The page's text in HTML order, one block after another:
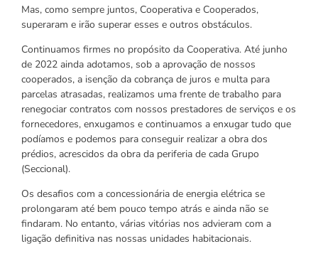
Mas, como sempre juntos, Cooperativa e Cooperados,
superaram e irão superar esses e outros obstáculos.
Continuamos firmes no propósito da Cooperativa. Até junho
de 2022 ainda adotamos, sob a aprovação de nossos
cooperados, a isenção da cobrança de juros e multa para
parcelas atrasadas, realizamos uma frente de trabalho para
renegociar contratos com nossos prestadores de serviços e os
fornecedores, enxugamos e continuamos a enxugar tudo que
podíamos e podemos para conseguir realizar a obra dos
prédios, acrescidos da obra da periferia de cada Grupo
(Seccional).
Os desafios com a concessionária de energia elétrica se
prolongaram até bem pouco tempo atrás e ainda não se
findaram. No entanto, várias vitórias nos advieram com a
ligação definitiva nas nossas unidades habitacionais.